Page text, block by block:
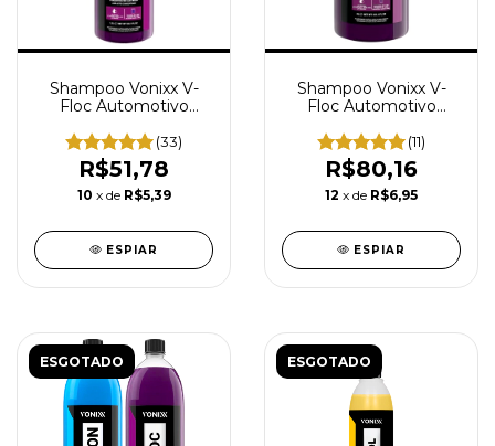
Shampoo Vonixx V-
Floc Automotivo
Lava Auto 1,5L
(33)
R$51,78
10 x de R$5,39
ESPIAR
Shampoo Vonixx V-
Floc Automotivo
Lava Auto 3L
(11)
R$80,16
12 x de R$6,95
ESPIAR
ESGOTADO ESGOTADO